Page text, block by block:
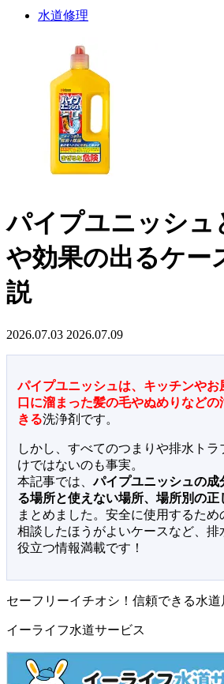
水道修理
パイプユニッシュ
や効果の出るケー
説
2026.07.03 2026.07.09
パイプユニッシュは、キッチンやお
口に溜まった髪の毛やぬめりなど
きる洗浄剤です。
しかし、すべてのつまりや排水ト
けではないのも事実。
本記事では、パイプユニッシュの成
る場所と使えない場所、場所別の正
まとめました。安全に使用するた
相談したほうがよいケースなど、排
役立つ情報満載です！
セーフリーイチオシ！信頼できる水
イーライフ水道サービス